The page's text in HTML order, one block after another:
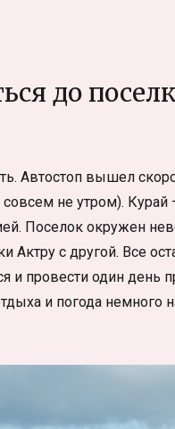
до
Автостоп вышел
не утром). Курай
Поселок окружен
Актру с другой. Все
и провести один
и погода немного